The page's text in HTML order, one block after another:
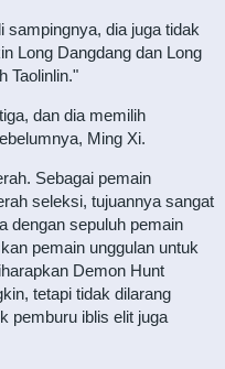
sampingnya, dia juga tidak
Long Dangdang dan Long
Taolinlin."
dan dia memilih
Ming Xi.
Sebagai pemain
seleksi, tujuannya sangat
dengan sepuluh pemain
pemain unggulan untuk
Demon Hunt
tetapi tidak dilarang
pemburu iblis elit juga